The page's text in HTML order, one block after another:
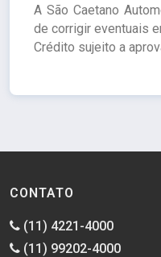
A São Caetano
de corrigir eventuais
Crédito sujeito a
CONTATO
(11) 4221-4000
(11) 99202-4000